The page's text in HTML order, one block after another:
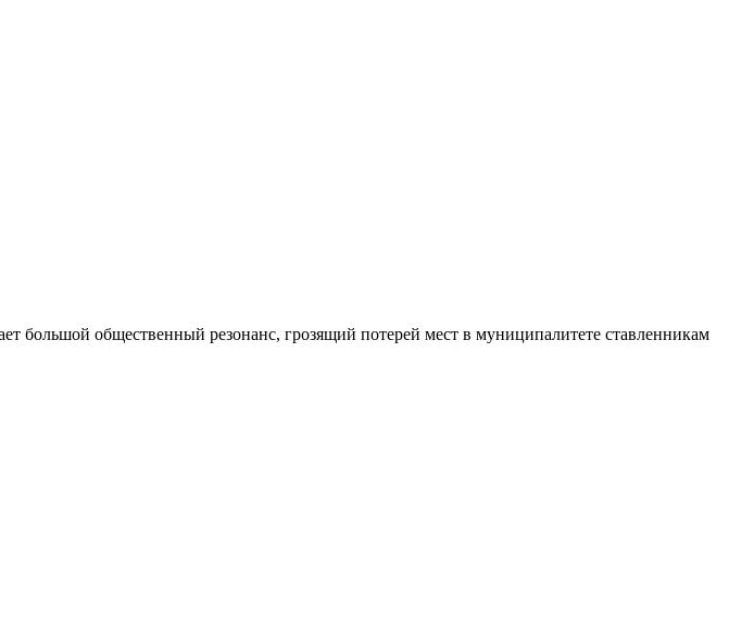
большой общественный резонанс, грозящий потерей мест в муниципалитете ставленникам